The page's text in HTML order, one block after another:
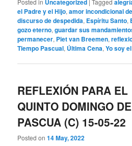
Posted in Uncategorized |Tagged
el Padre y el Hijo,amor incondicional
discurso de despedida, Espíritu Santo,
gozo eterno,guardar sus
permanecer, Piet van Breemen,
Tiempo Pascual, Última Cena,Yo soy
REFLEXIÓN PARA EL
QUINTO DOMINGO DE
PASCUA (C) 15-05-22
Posted on14 May, 2022